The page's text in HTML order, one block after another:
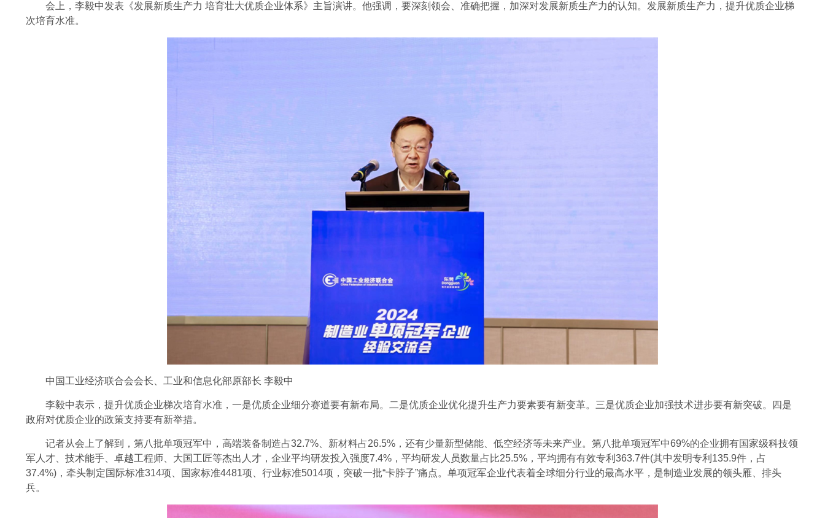
会上，李毅中发表《发展新质生产力 培育壮大优质企业体系》主旨演讲。他强调，要深刻领会、准确把握，加深对发展新质生产力的认知。发展新质生产力，提升优质企业梯
次培育水准。
中国工业经济联合会会长、工业和信息化部原部长 李毅中
李毅中表示，提升优质企业梯次培育水准，一是优质企业细分赛道要有新布局。二是优质企业优化提升生产力要素要有新变革。三是优质企业加强技术进步要有新突破。四是
政府对优质企业的政策支持要有新举措。
记者从会上了解到，第八批单项冠军中，高端装备制造占32.7%、新材料占26.5%，还有少量新型储能、低空经济等未来产业。第八批单项冠军中69%的企业拥有国家级科技领
军人才、技术能手、卓越工程师、大国工匠等杰出人才，企业平均研发投入强度7.4%，平均研发人员数量占比25.5%，平均拥有有效专利363.7件(其中发明专利135.9件，占
37.4%)，牵头制定国际标准314项、国家标准4481项、行业标准5014项，突破一批“卡脖子”痛点。单项冠军企业代表着全球细分行业的最高水平，是制造业发展的领头雁、排头
兵。